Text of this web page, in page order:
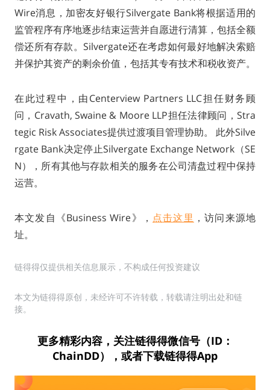
Wire消息，加密友好银行Silvergate Bank将根据适用的
监管程序有序地逐步结束运营并自愿进行清算，包括全额
偿还所有存款。Silvergate还在考虑如何最好地解决索赔
并保护其资产的剩余价值，包括其专有技术和税收资产。
在此过程中，由Centerview Partners LLC担任财务顾
问，Cravath, Swaine & Moore LLP担任法律顾问，Stra
tegic Risk Associates提供过渡项目管理协助。 此外Silve
rgate Bank决定停止Silvergate Exchange Network（SE
N），所有其他与存款相关的服务在公司清盘过程中保持
运营。
本文发自《Business Wire》， 点击这里 ，访问来源地
址。
链得得仅提供相关信息展示，不构成任何投资建议
本文为链得得原创，未经许可不许转载，转载请注明出处和链
接。
更多精彩内容，关注链得得微信号（ID：
ChainDD），或者下载链得得App